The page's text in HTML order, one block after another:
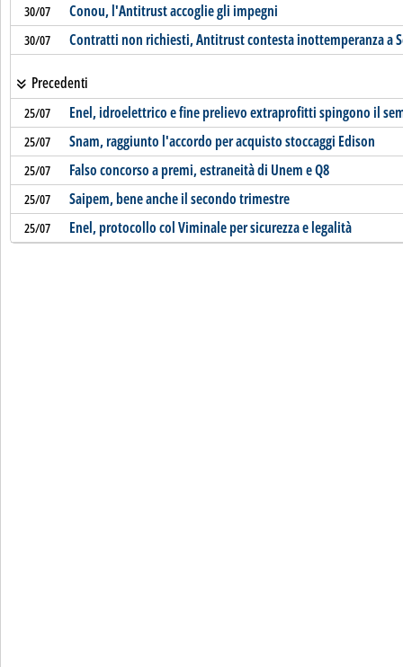
30/07 Conou, l'Antitrust accoglie gli impegni
30/07 Contratti non richiesti, Antitrust contesta inottemperanza a
Precedenti
25/07 Enel, idroelettrico e fine prelievo extraprofitti spingono il
25/07 Snam, raggiunto l'accordo per acquisto stoccaggi Edison
25/07 Falso concorso a premi, estraneità di Unem e Q8
25/07 Saipem, bene anche il secondo trimestre
25/07 Enel, protocollo col Viminale per sicurezza e legalità